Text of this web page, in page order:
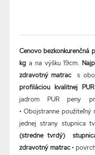
Cenovo bezkonkurenčná
kg a na výšku 19cm.
zdravotný matrac s
profiláciou kvalitnej
jadrom PUR peny
• Obojstranne
jednej strany stupnica
(stredne tvrdý)
zdravotný matrac•